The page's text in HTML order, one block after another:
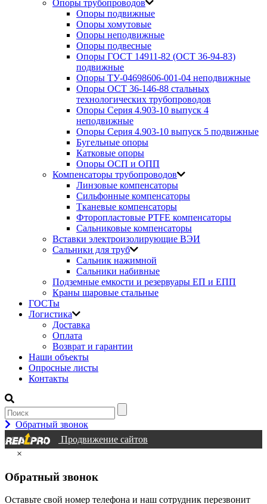
Опоры трубопроводов
Опоры подвижные
Опоры хомутовые
Опоры неподвижные
Опоры подвесные
Опоры ГОСТ 14911-82 (ОСТ 36-94-83)
подвижные
Опоры ТУ-04698606-001-04 неподвижные
Опоры ОСТ 36-146-88 стальных
технологических трубопроводов
Опоры Серия 4.903-10 выпуск 4
неподвижные
Опоры Серия 4.903-10 выпуск 5 подвижные
Бугельные опоры
Катковые опоры
Опоры ОСП и ОПП
Компенсаторы трубопроводов
Линзовые компенсаторы
Сильфонные компенсаторы
Тканевые компенсаторы
Фторопластовые PTFE компенсаторы
Сальниковые компенсаторы
Вставки электроизолирующие ВЭИ
Сальники для труб
Сальник нажимной
Сальники набивные
Подземные емкости и резервуары ЕП и ЕПП
Краны шаровые стальные
ГОСТы
Логистика
Доставка
Оплата
Возврат и гарантии
Наши объекты
Опросные листы
Контакты
Обратный звонок
Продвижение сайтов
×
Обратный звонок
Оставьте свой номер телефона и наш сотрудник перезвонит